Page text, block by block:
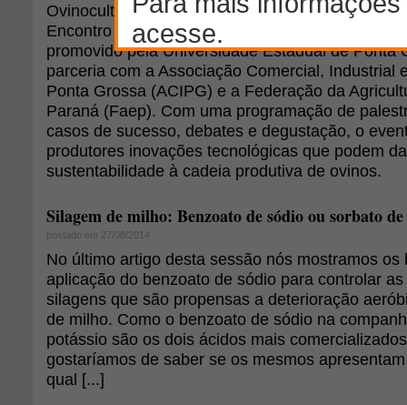
Ovinocultores de todo o País vão participar, em
Encontro Mercadológico de Incentivo à
promovido pela Universidade Estadual de Ponta
parceria com a Associação Comercial, Industrial
Ponta Grossa (ACIPG) e a Federação da
Paraná (Faep). Com uma programação de
casos de sucesso, debates e degustação, o
produtores inovações tecnológicas que podem
sustentabilidade à cadeia produtiva de ovinos.
Silagem de milho: Benzoato de sódio ou sorbato
postado em 27/08/2014
No último artigo desta sessão nós mostramos os
aplicação do benzoato de sódio para controlar
silagens que são propensas a deterioração
de milho. Como o benzoato de sódio na
potássio são os dois ácidos mais
gostaríamos de saber se os mesmos
qual [...]